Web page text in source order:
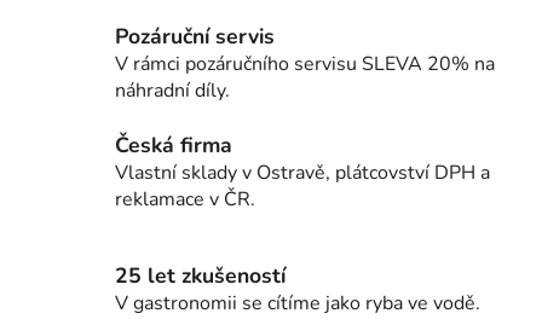
Pozáruční servis
V rámci pozáručního servisu SLEVA 20% na
náhradní díly.
Česká firma
Vlastní sklady v Ostravě, plátcovství DPH a
reklamace v ČR.
25 let zkušeností
V gastronomii se cítíme jako ryba ve vodě.